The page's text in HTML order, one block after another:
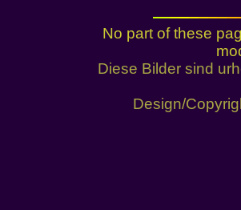
No part of these
Diese Bilder sind
Design/